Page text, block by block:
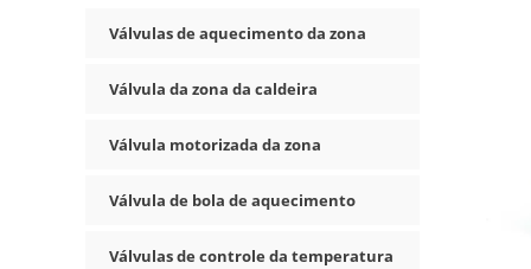
Válvulas de aquecimento da zona
Válvula da zona da caldeira
Válvula motorizada da zona
Válvula de bola de aquecimento
Válvulas de controle da temperatura